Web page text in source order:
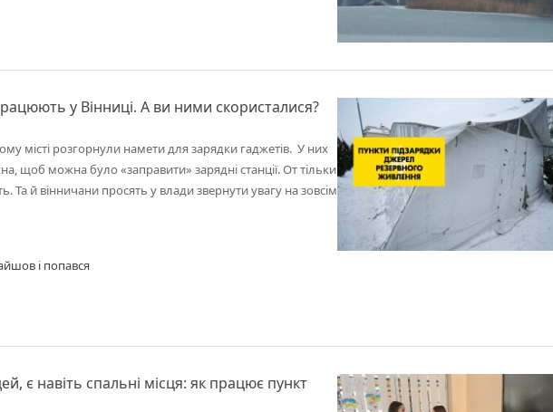
у Вінниці. А ви ними скористалися?
місті розгорнули намети для зарядки гаджетів. У них
щоб можна було «заправити» зарядні станції. От тільки
Та й вінничани просять у влади звернути увагу на зовсім
і попався
є навіть спальні місця: як працює пункт